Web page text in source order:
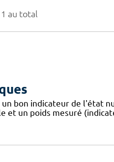
au total
un bon indicateur de l'état
et un poids mesuré